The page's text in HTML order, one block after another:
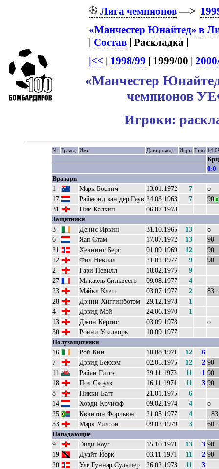
Лига чемпионов—>
«Манчестер Юнайтед» в
| Состав | Раскладка |
|<< | 1998/99 | 1999/00 |
«Манчестер
чемпионов
Игроки:
№ Гражд. Имя Дата рожд. Игры Голы
Крц
0:0
Вратари
1 Марк Боснич 13.01.1972 7
о
17
Раймонд ван дер Гаув 24.03.1963 7 900
31 Ник Калкин 06.07.1978
Защитники
3 Денис Ирвин 31.10.1965 13
о
6
Яап Стам 17.07.1972 13
90
21
Хеннинг Берг 01.09.1969 12
90
12
Фил Невилл 21.01.1977 9
90
2
Гари Невилл 18.02.1975
9
27
Микаэль Сильвестр 09.08.1977
4
23
Майкл Клегг 03.07.1977 2
83..
28
Дэнни Хиггинботэм 29.12.1978
1
4
Дэвид Мэй 24.06.1970
1
13
Джон Кёртис 03.09.1978
о
30
Ронни Уоллворк 10.09.1977
Полузащитники
16 Рой Кин 10.08.1971 12
6
7
Дэвид Бекхэм 02.05.1975 12 2 90
11
Райан Гиггз 29.11.1973 11 1 90
18
Пол Скоулз 16.11.1974 11 3 90
8
Никки Батт 21.01.1975
6
14
Хорди Круифф 09.02.1974 4
о
25
Квинтон Форчьюн 21.05.1977 4
..83
33
Марк Уилсон 09.02.1979 3 60..
Нападающие
9 Энди Коул 15.10.1971 13 3 90
19
Дуайт Йорк 03.11.1971 11 2 90
20
Уле Гуннар Сульшер 26.02.1973 11
3